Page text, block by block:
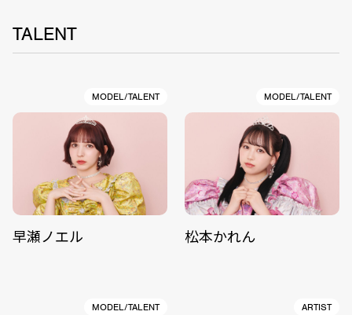
TALENT
MODEL/TALENT
早瀬ノエル
MODEL/TALENT
松本かれん
MODEL/TALENT ARTIST